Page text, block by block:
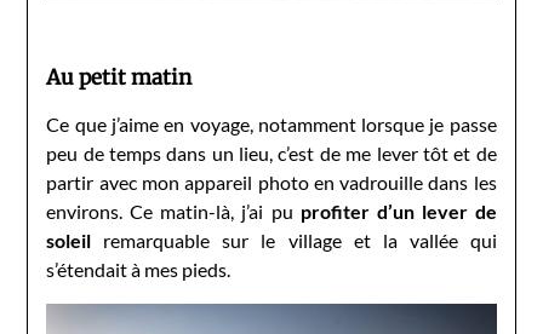
Au petit matin
Ce que j’aime en voyage, notamment lorsque je passe
peu de temps dans un lieu, c’est de me lever tôt et de
partir avec mon appareil photo en vadrouille dans les
environs. Ce matin-là, j’ai pu profiter d’un lever de
soleil remarquable sur le village et la vallée qui
s’étendait à mes pieds.